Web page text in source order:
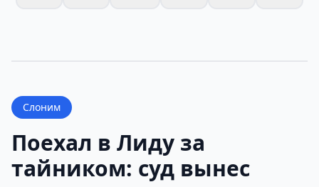
Слоним
Поехал в Лиду за
тайником: суд вынес